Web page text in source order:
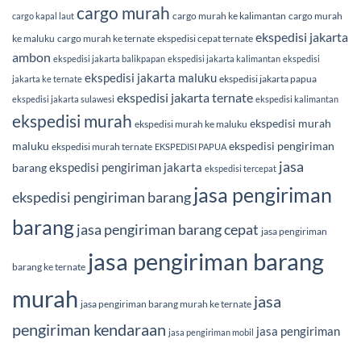
cargo kapal laut cargo murah cargo murah ke kalimantan cargo murah
ke maluku cargo murah ke ternate ekspedisi cepat ternate ekspedisi jakarta
ambon ekspedisi jakarta balikpapan ekspedisi jakarta kalimantan ekspedisi
jakarta ke ternate ekspedisi jakarta maluku ekspedisi jakarta papua
ekspedisi jakarta sulawesi ekspedisi jakarta ternate ekspedisi kalimantan
ekspedisi murah ekspedisi murah ke maluku ekspedisi murah
maluku ekspedisi murah ternate EKSPEDISI PAPUA ekspedisi pengiriman
barangekspedisi pengiriman jakarta ekspedisi tercepat jasa
ekspedisi pengiriman barangjasa pengiriman
barangjasa pengiriman barang cepat jasa pengiriman
barang ke ternate jasa pengiriman barang
murah jasa pengiriman barang murah ke ternate jasa
pengiriman kendaraan jasa pengiriman mobil jasa pengiriman